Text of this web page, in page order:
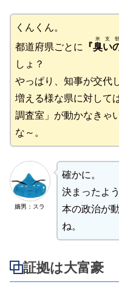
くんくん。
都道府県ごとに
『臭い
米支
しょ？
やっぱり、知事が交代
増える様な県に対して
調査室」が動かなきゃ
な～。
嫡男：スラ
確かに。
決まったよ
本の政治が
ね。
証拠は大富豪